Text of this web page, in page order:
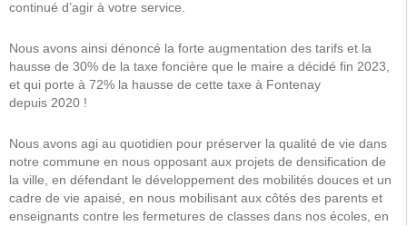
continué d’agir à votre service.
Nous avons ainsi dénoncé la forte augmentation des tarifs et la
hausse de 30% de la taxe foncière que le maire a décidé fin 2023,
et qui porte à 72% la hausse de cette taxe à Fontenay
depuis 2020 !
Nous avons agi au quotidien pour préserver la qualité de vie dans
notre commune en nous opposant aux projets de densification de
la ville, en défendant le développement des mobilités douces et un
cadre de vie apaisé, en nous mobilisant aux côtés des parents et
enseignants contre les fermetures de classes dans nos écoles, en